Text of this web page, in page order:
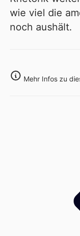
wie viel die
noch aushält.
Mehr Infos zu